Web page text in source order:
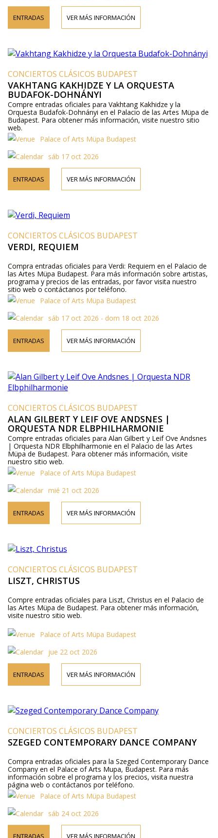
ENTRADAS VER MÁS INFORMACIÓN
CONCIERTOS CLÁSICOS BUDAPEST
VAKHTANG KAKHIDZE Y LA ORQUESTA
BUDAFOK-DOHNÁNYI
Compre entradas oficiales para Vakhtang Kakhidze y la
Orquesta Budafok-Dohnányi en el Palacio de las Artes Müpa de
Budapest. Para obtener más información, visite nuestro sitio
web.
Palace of Arts Müpa Budapest
sáb 17 oct 2026
ENTRADAS VER MÁS INFORMACIÓN
CONCIERTOS CLÁSICOS BUDAPEST
VERDI, REQUIEM
Compra entradas oficiales para Verdi: Requiem en el Palacio de
las Artes Müpa Budapest. Para más información sobre artistas,
programa y precios de las entradas, por favor visita nuestro
sitio web o contáctanos por teléfono.
Palace of Arts Müpa Budapest
sáb 17 oct 2026 - dom 18 oct 2026
ENTRADAS VER MÁS INFORMACIÓN
CONCIERTOS CLÁSICOS BUDAPEST
ALAN GILBERT Y LEIF OVE ANDSNES |
ORQUESTA NDR ELBPHILHARMONIE
Compre entradas oficiales para Alan Gilbert y Leif Ove Andsnes
| Orquesta NDR Elbphilharmonie en el Palacio de las Artes
Müpa de Budapest. Para obtener más información, visite
nuestro sitio web.
Palace of Arts Müpa Budapest
mié 21 oct 2026
ENTRADAS VER MÁS INFORMACIÓN
CONCIERTOS CLÁSICOS BUDAPEST
LISZT, CHRISTUS
Compre entradas oficiales para Liszt, Christus en el Palacio de
las Artes Müpa de Budapest. Para obtener más información,
visite nuestro sitio web.
Palace of Arts Müpa Budapest
jue 22 oct 2026
ENTRADAS VER MÁS INFORMACIÓN
CONCIERTOS CLÁSICOS BUDAPEST
SZEGED CONTEMPORARY DANCE COMPANY
Compra entradas oficiales para la Szeged Contemporary Dance
Company en el Palace of Arts Mupa, Budapest. Para más
información sobre el programa y los precios, visita nuestra
página web o contáctanos por teléfono.
Palace of Arts Müpa Budapest
sáb 24 oct 2026
ENTRADAS VER MÁS INFORMACIÓN